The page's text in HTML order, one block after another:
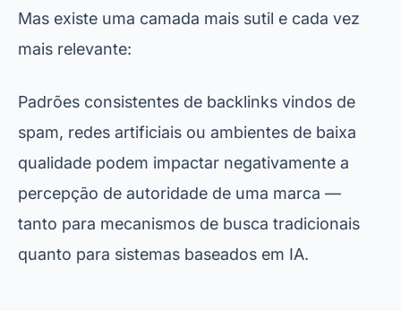
Mas existe uma camada mais sutil e cada vez
mais relevante:
Padrões consistentes de backlinks vindos de
spam, redes artificiais ou ambientes de baixa
qualidade podem impactar negativamente a
percepção de autoridade de uma marca —
tanto para mecanismos de busca tradicionais
quanto para sistemas baseados em IA.